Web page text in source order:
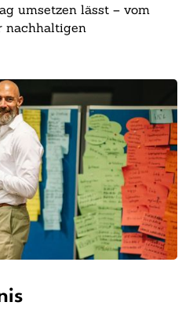
umsetzen lässt – vom
nachhaltigen